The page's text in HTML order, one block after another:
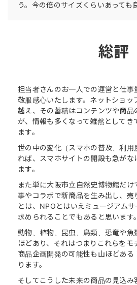
う。今の倍のサイズくらいあっても
総評
担当者さんのお一人での運営と仕事
敬服感心いたします。ネットショッ
越え、その蓄積はコンテンツや商品
が、情報も多くなって雑然としてき
ます。
世の中の変化（スマホの普及、利用
れば、スマホサイトの開設も急がな
ます。
また単に大阪市立自然史博物館だ
事やコラボで新商品を生み出し、売
とは、NPOとはいえミュージアム
求められることでもあると思います。
動物、植物、昆虫、鳥類、恐竜や魚
ほどあり、それはつまりこれらをモ
商品企画開発の可能性も山ほどあ
ります。
そしてこうした未来の商品の見込み